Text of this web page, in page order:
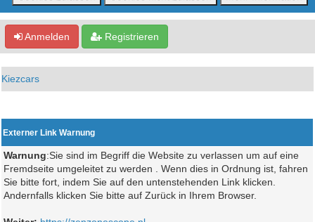
Anmelden Registrieren
Kiezcars
Externer Link Warnung
Warnung:Sie sind im Begriff die Website zu verlassen um auf eine
Fremdseite umgeleitet zu werden . Wenn dies in Ordnung ist, fahren
Sie bitte fort, indem Sie auf den untenstehenden Link klicken.
Andernfalls klicken Sie bitte auf Zurück in Ihrem Browser.